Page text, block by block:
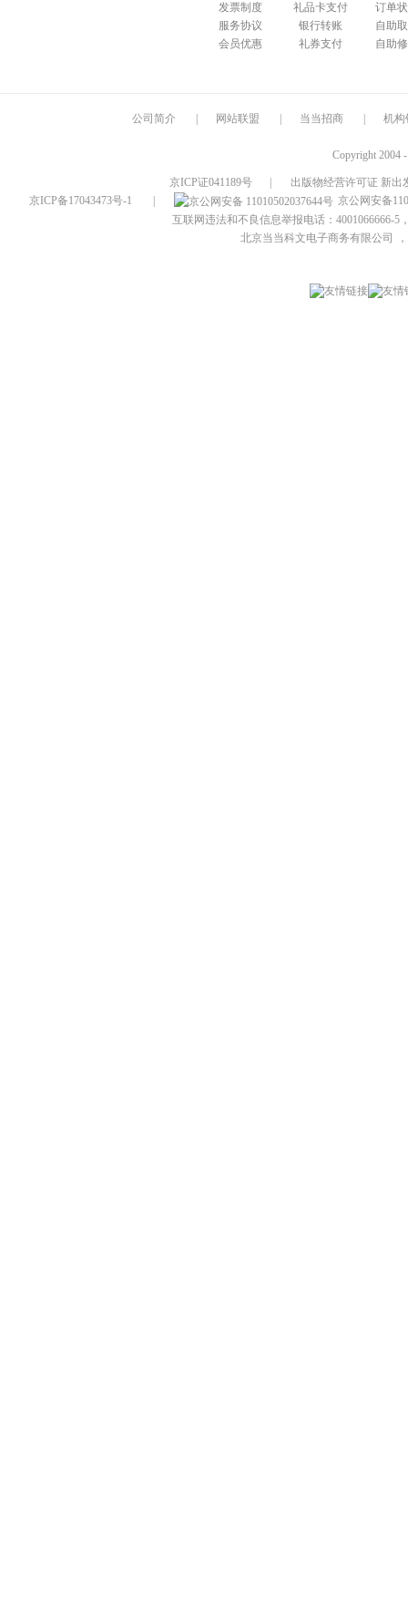
发票制度
服务协议
会员优惠
礼品卡支付
银行转账
礼券支付
订单
自助
自助
公司简介 网站联盟 当当招商 机构
Copyright 2004
京ICP证041189号
出版物经营许可证 新出
京ICP备17043473号-1
京公网安备
互联网违法和不良信息举报电话：4001066666-5
北京当当科文电子商务有限公司